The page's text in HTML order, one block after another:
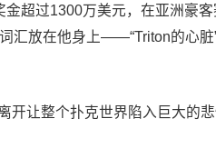
超过1300万美元，在亚洲豪
汇放在他身上——“Triton的心脏
开让整个扑克世界陷入巨大的